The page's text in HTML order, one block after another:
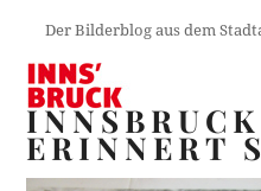
Der Bilderblog aus dem
INNSBRUCK
ERINNERT